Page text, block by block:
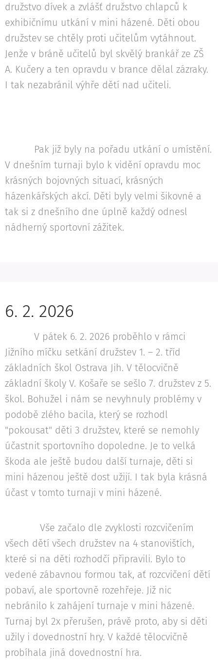
družstvo dívek a zvlášť družstvo chlapců k
exhibičnímu utkání v mini házené. Děti obou
družstev se chtěly proti učitelům vytáhnout.
Jenže v bráně učitelů byl skvělý brankář ze ZŠ
A. Kučery a ten opravdu v brance dělal zázraky.
I tak nezabránil výhře dětí nad učiteli.
Pak již byly na pořadu utkání o umístění.
V dnešním turnaji bylo k vidění opravdu moc
krásných bojovných situací, krásných
házenkářských akcí. Děti byly velmi šikovné a
tak si z dnešního dne úplně každý odnesl
nádherný sportovní zážitek.
6. 2. 2026
V pátek 6. 2. 2026 proběhlo v rámci
Jižního míčku setkání družstev 1. – 2. tříd
základních škol Ostrava Jih. V tělocvičně
základní školy V. Košaře se sešlo 7. družstev z 5.
škol. Bohužel i nám se nevyhnuly problémy v
podobě zlého bacila, který se rozhodl
"pokousat" děti 3 družstev, které se nemohly
účastnit sportovního dopoledne. Je to velká
škoda ale ještě budou další turnaje, děti si
mini házenou ještě dost užijí. I tak byla krásná
účast v tomto turnaji v mini házené.
Vše začalo dle zvyklosti rozcvičením
všech dětí všech družstev na 4 stanovištích,
které si na děti rozhodčí připravili. Bylo to
vedené zábavnou formou tak, ať rozcvičení dětí
pobaví, ale sportovně rozehřeje. Již nic
nebránilo k zahájení turnaje v mini házené.
Turnaj byl 2x přerušen, právě proto, aby si děti
užily i dovednostní hry. V každé tělocvičně
probíhala jiná dovednostní hra.